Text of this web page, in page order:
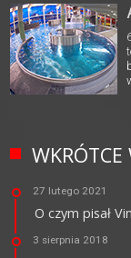
WKRÓTCE
27 lutego 2021
O czym pisał
3 sierpnia 2018